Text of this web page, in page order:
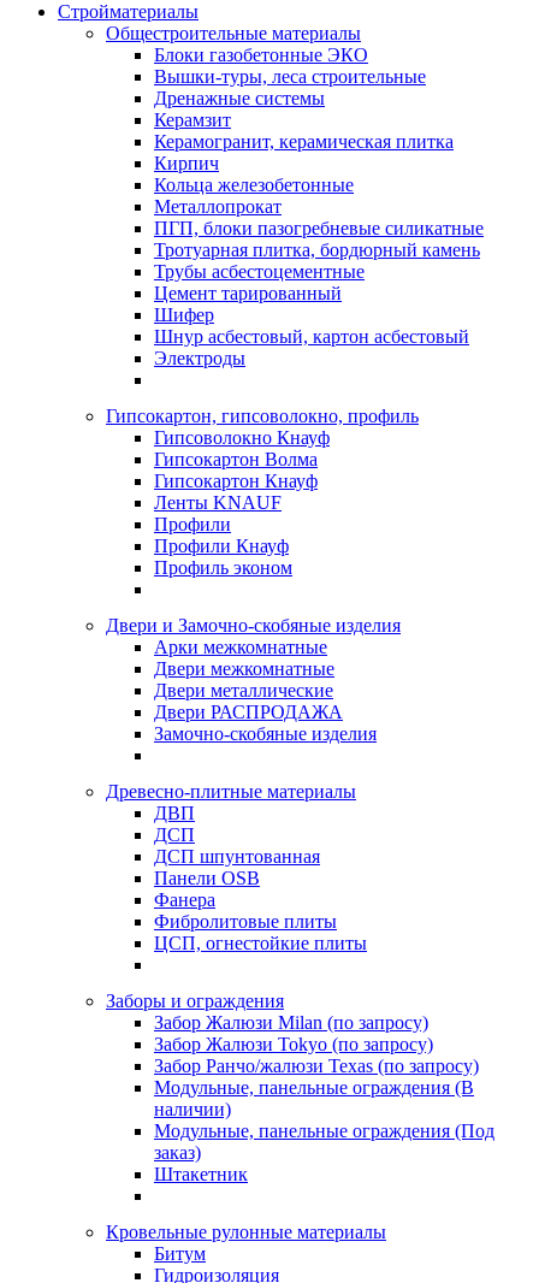
Стройматериалы
Oбщестроительные материалы
Блоки газобетонные ЭКО
Вышки-туры, леса строительные
Дренажные системы
Керамзит
Керамогранит, керамическая плитка
Кирпич
Кольца железобетонные
Металлопрокат
ПГП, блоки пазогребневые силикатные
Тротуарная плитка, бордюрный камень
Трубы асбестоцементные
Цемент тарированный
Шифер
Шнур асбестовый, картон асбестовый
Электроды
Гипсокартон, гипсоволокно, профиль
Гипсоволокно Кнауф
Гипсокартон Волма
Гипсокартон Кнауф
Ленты KNAUF
Профили
Профили Кнауф
Профиль эконом
Двери и Замочно-скобяные изделия
Арки межкомнатные
Двери межкомнатные
Двери металлические
Двери РАСПРОДАЖА
Замочно-скобяные изделия
Древесно-плитные материалы
ДВП
ДСП
ДСП шпунтованная
Панели OSB
Фанера
Фибролитовые плиты
ЦСП, огнестойкие плиты
Заборы и ограждения
Забор Жалюзи Milan (по запросу)
Забор Жалюзи Tokyo (по запросу)
Забор Ранчо/жалюзи Texas (по запросу)
Модульные, панельные ограждения (В
наличии)
Модульные, панельные ограждения (Под
заказ)
Штакетник
Кровельные рулонные материалы
Битум
Гидроизоляция